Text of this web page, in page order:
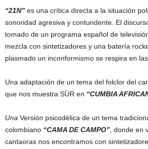
“21N” es una crítica directa a la situación
sonoridad agresiva y contundente. El
tomado de un programa español de
mezcla con sintetizadores y una batería
plasmado un inconformismo se respira en
Una adaptación de un tema del folclor del
que nos muestra SÜR en “CUMBIA
Una Versión psicodélica de un tema
colombiano “CAMA DE CAMPO” , donde en
cantaoras nos encontramos con